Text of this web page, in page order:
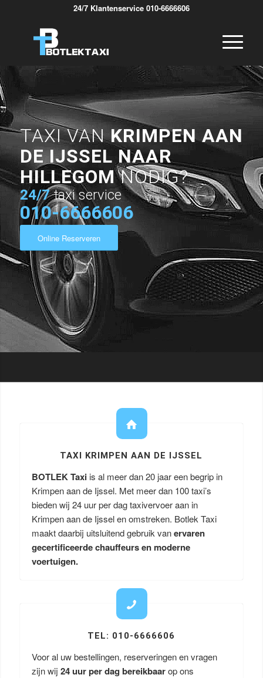
24/7 Klantenservice 010-6666606
TAXI VANKRIMPEN AAN
DE IJSSEL NAAR
HILLEGOMNODIG?
24/7 taxi service
010-6666606
Online Reserveren
TAXI KRIMPEN AAN DE IJSSEL
BOTLEK Taxi is al meer dan 20 jaar een begrip in
Krimpen aan de Ijssel. Met meer dan 100 taxi’s
bieden wij 24 uur per dag taxivervoer aan in
Krimpen aan de Ijssel en omstreken. Botlek Taxi
maakt daarbij uitsluitend gebruik vanervaren
gecertificeerde chauffeurs en moderne
voertuigen.
TEL: 010-6666606
Voor al uw bestellingen, reserveringen en vragen
zijn wij 24 uur per dag bereikbaarop ons